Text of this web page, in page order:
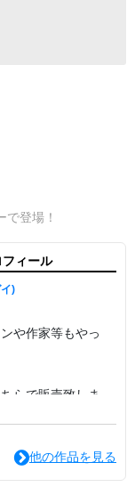
登場！
ィール
)
や作家等もやっ
らで販売致しま
他の作品を見る